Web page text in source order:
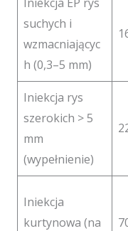
suchych i
wzmacniającyc
h (0,3–5 mm)
Iniekcja rys
szerokich > 5
mm
(wypełnienie)
Iniekcja
kurtynowa (na